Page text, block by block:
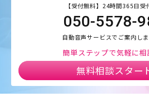
【受付無料】24時間365日受
050-5578-
自動音声サービスでご案内し
簡単ステップで気軽に相
無料相談スター